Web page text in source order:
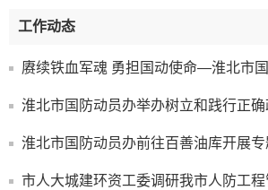
工作动态